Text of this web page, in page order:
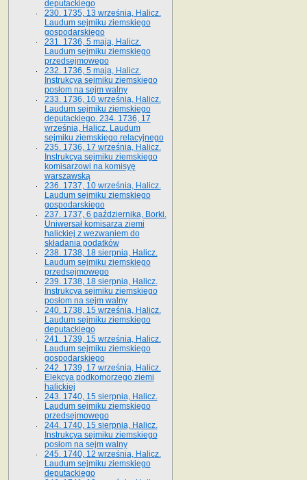
deputackiego
230. 1735, 13 września, Halicz.
Laudum sejmiku ziemskiego
gospodarskiego
231. 1736, 5 maja, Halicz.
Laudum sejmiku ziemskiego
przedsejmowego
232. 1736, 5 maja, Halicz.
Instrukcya sejmiku ziemskiego
posłom na sejm walny
233. 1736, 10 września, Halicz.
Laudum sejmiku ziemskiego
deputackiego. 234. 1736, 17
września, Halicz. Laudum
sejmiku ziemskiego relacyjnego
235. 1736, 17 września, Halicz.
Instrukcya sejmiku ziemskiego
komisarzowi na komisyę
warszawską
236. 1737, 10 września, Halicz.
Laudum sejmiku ziemskiego
gospodarskiego
237. 1737, 6 października, Borki.
Uniwersał komisarza ziemi
halickiej z wezwaniem do
składania podatków
238. 1738, 18 sierpnia, Halicz.
Laudum sejmiku ziemskiego
przedsejmowego
239. 1738, 18 sierpnia, Halicz.
Instrukcya sejmiku ziemskiego
posłom na sejm walny
240. 1738, 15 września, Halicz.
Laudum sejmiku ziemskiego
deputackiego
241. 1739, 15 września, Halicz.
Laudum sejmiku ziemskiego
gospodarskiego
242. 1739, 17 września, Halicz.
Elekcya podkomorzego ziemi
halickiej
243. 1740, 15 sierpnia, Halicz.
Laudum sejmiku ziemskiego
przedsejmowego
244. 1740, 15 sierpnia, Halicz.
Instrukcya sejmiku ziemskiego
posłom na sejm walny
245. 1740, 12 września, Halicz.
Laudum sejmiku ziemskiego
deputackiego